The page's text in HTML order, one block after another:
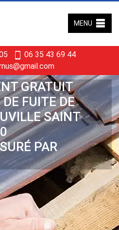
06 35 43 69 44
MENU
GRATUIT
FUITE DE
SAINT
PAR